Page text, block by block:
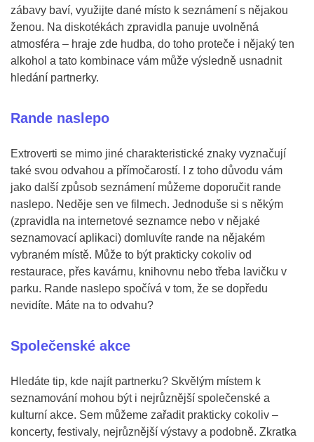
zábavy baví, využijte dané místo k seznámení s nějakou
ženou. Na diskotékách zpravidla panuje uvolněná
atmosféra – hraje zde hudba, do toho proteče i nějaký ten
alkohol a tato kombinace vám může výsledně usnadnit
hledání partnerky.
Rande naslepo
Extroverti se mimo jiné charakteristické znaky vyznačují
také svou odvahou a přímočarostí. I z toho důvodu vám
jako další způsob seznámení můžeme doporučit rande
naslepo. Neděje sen ve filmech. Jednoduše si s někým
(zpravidla na internetové seznamce nebo v nějaké
seznamovací aplikaci) domluvíte rande na nějakém
vybraném místě. Může to být prakticky cokoliv od
restaurace, přes kavárnu, knihovnu nebo třeba lavičku v
parku. Rande naslepo spočívá v tom, že se dopředu
nevidíte. Máte na to odvahu?
Společenské akce
Hledáte tip, kde najít partnerku? Skvělým místem k
seznamování mohou být i nejrůznější společenské a
kulturní akce. Sem můžeme zařadit prakticky cokoliv –
koncerty, festivaly, nejrůznější výstavy a podobně. Zkratka